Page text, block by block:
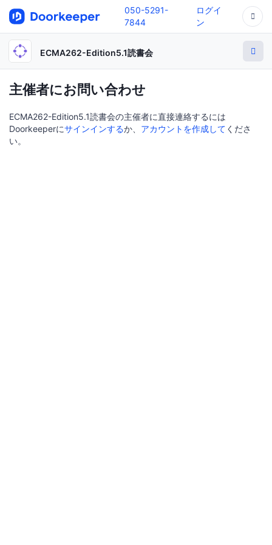
050-5291-
7844
ログイ
ン
ECMA262-Edition5.1読書会
主催者にお問い合わせ
ECMA262-Edition5.1読書会の主催者に直接連絡するには
Doorkeeperにサインインするか、 アカウントを作成して くださ
い。